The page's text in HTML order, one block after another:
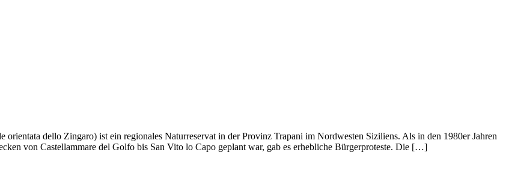
dello Zingaro) ist ein regionales Naturreservat in der Provinz Trapani im Nordwesten Siziliens. Als in den 1980er Jahren
von Castellammare del Golfo bis San Vito lo Capo geplant war, gab es erhebliche Bürgerproteste. Die […]